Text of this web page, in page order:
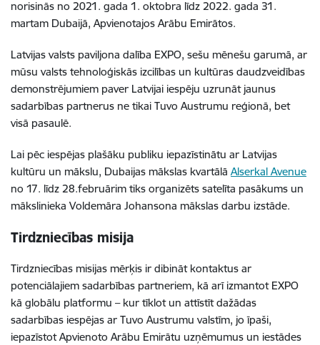
norisinās no 2021. gada 1. oktobra līdz 2022. gada 31.
martam Dubaijā, Apvienotajos Arābu Emirātos.
Latvijas valsts paviljona dalība EXPO, sešu mēnešu garumā, ar
mūsu valsts tehnoloģiskās izcilības un kultūras daudzveidības
demonstrējumiem paver Latvijai iespēju uzrunāt jaunus
sadarbības partnerus ne tikai Tuvo Austrumu reģionā, bet
visā pasaulē.
Lai pēc iespējas plašāku publiku iepazīstinātu ar Latvijas
kultūru un mākslu, Dubaijas mākslas kvartālā Alserkal Avenue
no 17. līdz 28.februārim tiks organizēts satelīta pasākums un
mākslinieka Voldemāra Johansona mākslas darbu izstāde.
Tirdzniecības misija
Tirdzniecības misijas mērķis ir dibināt kontaktus ar
potenciālajiem sadarbības partneriem, kā arī izmantot EXPO
kā globālu platformu – kur tīklot un attīstīt dažādas
sadarbības iespējas ar Tuvo Austrumu valstīm, jo īpaši,
iepazīstot Apvienoto Arābu Emirātu uzņēmumus un iestādes